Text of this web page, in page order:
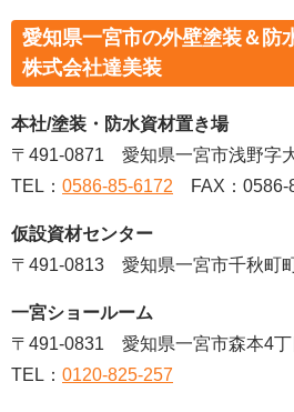
愛知県一宮市の外壁塗装＆防
株式会社達美装
本社/塗装・防水資材置き場
〒491-0871 愛知県一宮市浅野字
TEL： 0586-85-6172 FAX：0586-
仮設資材センター
〒491-0813 愛知県一宮市千秋町
一宮ショールーム
〒491-0831 愛知県一宮市森本4丁
TEL： 0120-825-257